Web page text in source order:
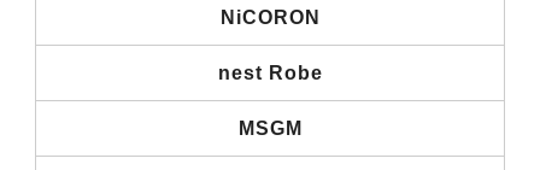
NiCORON
nest Robe
MSGM